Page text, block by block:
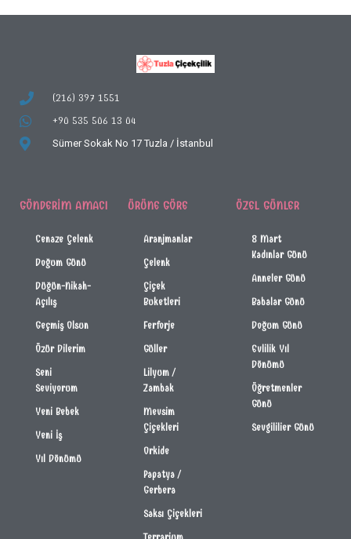
(216) 397 1551
+90 535 506 13 04
Sümer Sokak No 17 Tuzla / İstanbul
GÖNDERIM AMACI
Cenaze Çelenk
Doğum Günü
Düğün-Nikah-
Açılış
Geçmiş Olsun
Özür Dilerim
Seni
Seviyorum
Yeni Bebek
Yeni İş
Yıl Dönümü
ÜRÜNE GÖRE
Aranjmanlar
Çelenk
Çiçek
Buketleri
Ferforje
Güller
Lilyum /
Zambak
Mevsim
Çiçekleri
Orkide
Papatya /
Gerbera
Saksı Çiçekleri
ÖZEL GÜNLER
8 Mart
Kadınlar Günü
Anneler Günü
Babalar Günü
Doğum Günü
Evlilik Yıl
Dönümü
Öğretmenler
Günü
Sevgililier Günü